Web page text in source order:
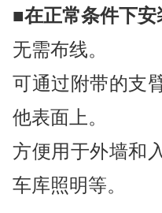
■在正常条件下
无需布线。
可通过附带的支
他表面上。
方便用于外墙和
车库照明等。